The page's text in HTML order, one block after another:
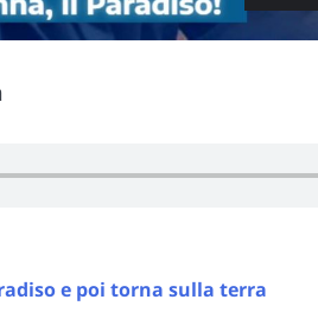
e poi torna sulla terra